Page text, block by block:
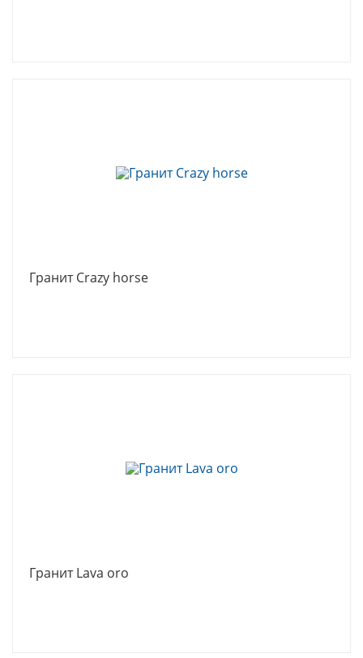
Гранит Crazy horse
Гранит Lava oro